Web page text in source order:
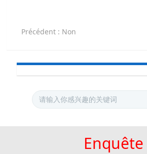
Précédent : Non
Enquête